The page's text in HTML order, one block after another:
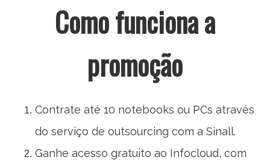
Como funciona a
promoção
Contrate até 10 notebooks ou PCs através
do serviço de outsourcing com a Sinall.
Ganhe acesso gratuito ao Infoc loud, com